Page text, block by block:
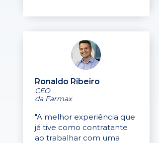
Ronaldo Ribeiro
CEO
da Farmax
"A melhor experiência que
já tive como contratante
ao trabalhar com uma